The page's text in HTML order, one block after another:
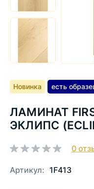
Новинка есть
ЛАМИНАТ
ЭКЛИПС
0
Артикул: 1F413